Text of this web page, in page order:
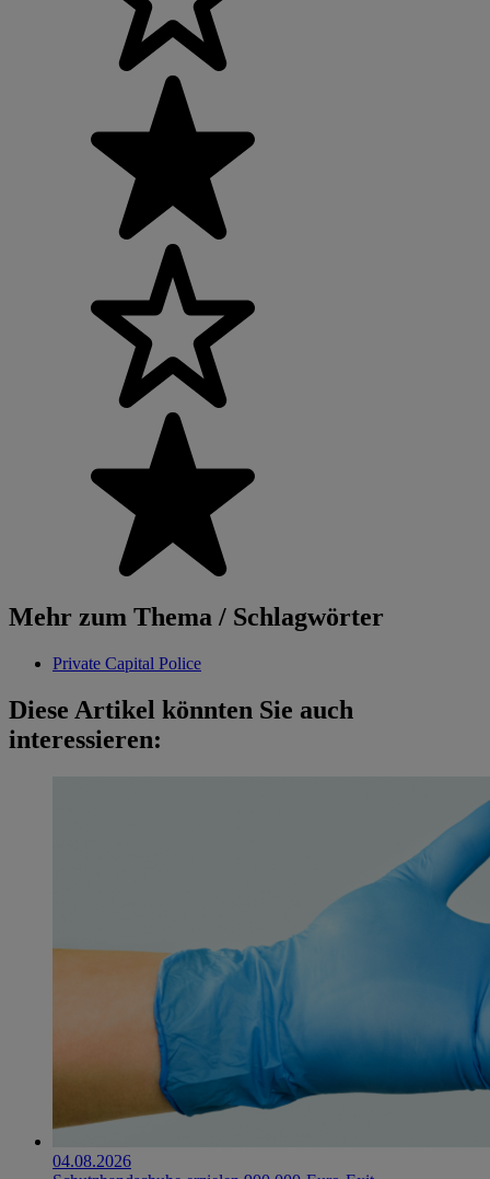
Mehr zum Thema / Schlagwörter
Private Capital Police
Diese Artikel könnten Sie auch
interessieren:
04.08.2026